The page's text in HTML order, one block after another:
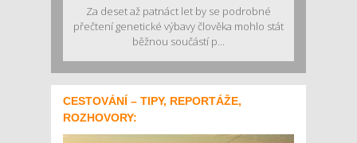
Za deset až patnáct let by se podrobné
přečtení genetické výbavy člověka mohlo stát
běžnou součástí p...
CESTOVÁNÍ – TIPY, REPORTÁŽE,
ROZHOVORY: